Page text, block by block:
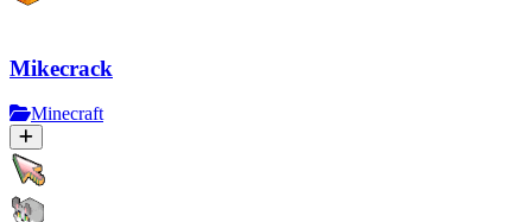
Mikecrack
Minecraft